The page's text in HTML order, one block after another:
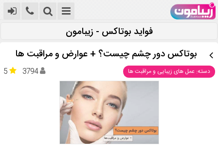
فواید بوتاکس - زیبامون
بوتاکس دور چشم چیست؟ + عوارض و مراقبت ها
دسته: عمل های زیبایی و مراقبت ها 5 3794